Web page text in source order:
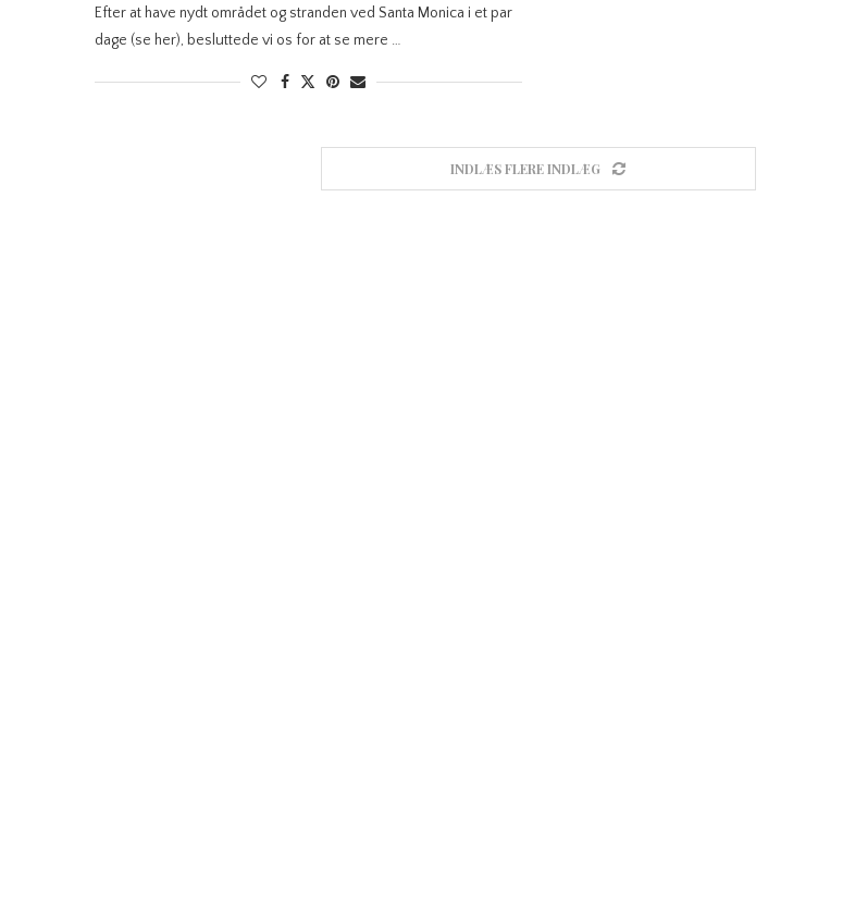
Efter at have nydt området og stranden ved Santa Monica i et par
dage (se her), besluttede vi os for at se mere …
INDLÆS FLERE INDLÆG